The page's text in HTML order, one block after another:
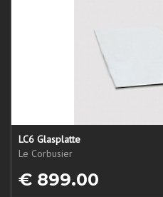
LC6 Glasplatte
Le Corbusier
€ 899.00